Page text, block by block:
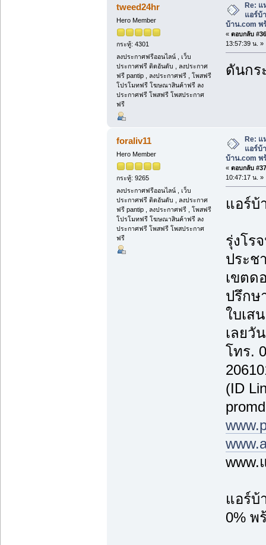
tweed24hr
Hero Member
กระทู้: 4301
ลงประกาศฟรีออนไลน์ , เว็บ
ประกาศฟรี ติดอันดับ , ลงประกาศ
ฟรี pantip , ลงประกาศฟรี , โพสฟรี
โปรโมทฟรี โฆษณาสินค้าฟรี ลง
ประกาศฟรี โพสฟรี โพสประกาศ
ฟรี
Re: แ
แอร์บ้
บ้าน.com พ
« ตอบกลับ
13:57:39 น. »
ดันก
foraliv11
Hero Member
กระทู้: 9265
ลงประกาศฟรีออนไลน์ , เว็บ
ประกาศฟรี ติดอันดับ , ลงประกาศ
ฟรี pantip , ลงประกาศฟรี , โพสฟรี
โปรโมทฟรี โฆษณาสินค้าฟรี ลง
ประกาศฟรี โพสฟรี โพสประกาศ
ฟรี
Re: แ
แอร์บ้
บ้าน.com พ
« ตอบกลับ
10:47:17 น. »
แอร์บ้
รุ่งโร
ประช
เขตด
ปรึกษ
ใบเส
เลยวั
โทร.
(ID
www.
แอร์บ้
0% พ